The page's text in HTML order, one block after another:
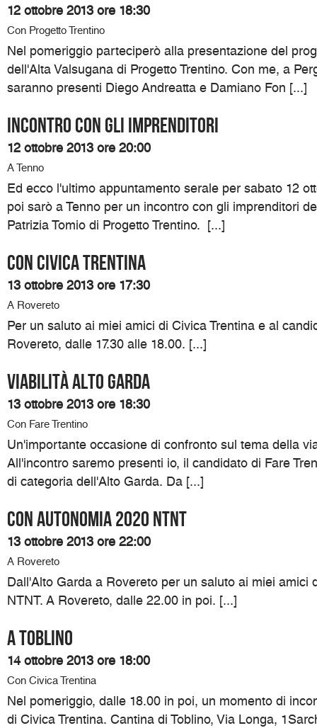
12 ottobre 2013 ore 18:30
Con Progetto Trentino
Nel pomeriggio parteciperò alla presentazione del
dell'Alta Valsugana di Progetto Trentino. Con me, a
saranno presenti Diego Andreatta e Damiano Fon [...]
Incontro con gli imprenditori
12 ottobre 2013 ore 20:00
A Tenno
Ed ecco l'ultimo appuntamento serale per sabato 12
poi sarò a Tenno per un incontro con gli imprenditori
Patrizia Tomio di Progetto Trentino. [...]
Con Civica Trentina
13 ottobre 2013 ore 17:30
A Rovereto
Per un saluto ai miei amici di Civica Trentina e al
Rovereto, dalle 17.30 alle 18.00. [...]
Viabilità Alto Garda
13 ottobre 2013 ore 18:30
Con Fare Trentino
Un'importante occasione di confronto sul tema della
All'incontro saremo presenti io, il candidato di Fare
di categoria dell'Alto Garda. Da [...]
Con Autonomia 2020 NTNT
13 ottobre 2013 ore 22:00
A Rovereto
Dall'Alto Garda a Rovereto per un saluto ai miei amici
NTNT. A Rovereto, dalle 22.00 in poi. [...]
A Toblino
14 ottobre 2013 ore 18:00
Con Civica Trentina
Nel pomeriggio, dalle 18.00 in poi, un momento di
di Civica Trentina. Cantina di Toblino, Via Longa,